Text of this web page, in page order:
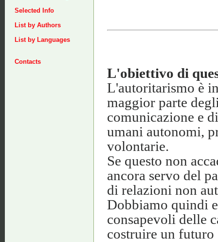
Selected Info
List by Authors
List by Languages
Contacts
L'obiettivo di
L'autoritarismo è
maggior parte
comunicazione e
umani autonomi,
volontarie.
Se questo non
ancora servo del
di relazioni non
Dobbiamo quindi
consapevoli delle
costruire un futuro